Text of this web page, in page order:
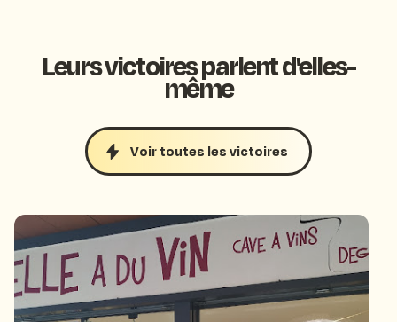
Leurs victoires parlent d'elles-
même
Voir toutes les victoires
A récolté le contact de plus de 960 clients grâce
à son programme de fidélité.